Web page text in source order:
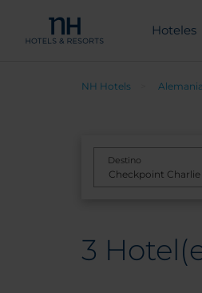
Hoteles
NH Hotels Alemania
Destino
3